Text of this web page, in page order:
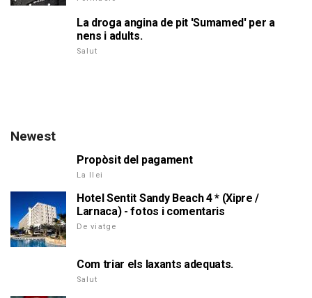
La droga angina de pit 'Sumamed' per a
nens i adults.
Salut
Newest
Propòsit del pagament
La llei
Hotel Sentit Sandy Beach 4 * (Xipre /
Larnaca) - fotos i comentaris
De viatge
Com triar els laxants adequats.
Salut